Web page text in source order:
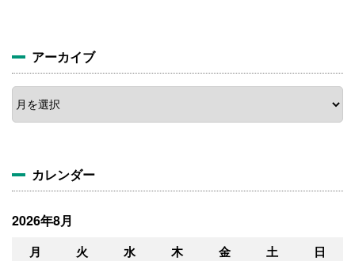
アーカイブ
ア
ー
カ
カレンダー
2026年8月
月 火 水 木 金 土 日